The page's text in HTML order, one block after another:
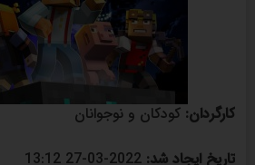
کارگردان: کودکان و نوجوانان
تاریخ ایجاد شد: 2022-03-27 13:12